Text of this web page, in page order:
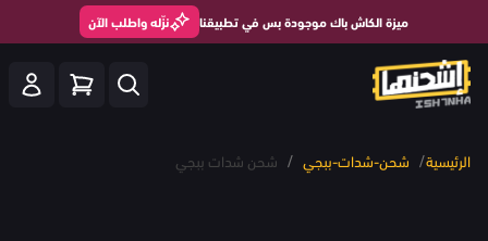
ميزة الكاش باك موجودة بس في تطبيقنا نزّله واطلب الآن
الرئيسية/ شحن-شدات-ببجي / شحن شدات ببجي